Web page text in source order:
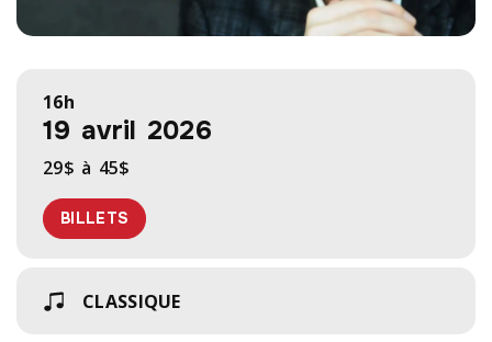
16h
19 avril 2026
29$ à 45$
BILLETS
CLASSIQUE